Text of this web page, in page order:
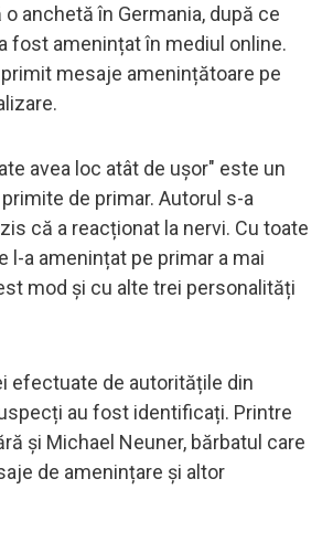
anchetă în Germania, după ce
fost amenințat în mediul online.
primit mesaje amenințătoare pe
avea loc atât de uşor" este un
de primar. Autorul s-a
că a reacționat la nervi. Cu toate
l-a amenințat pe primar a mai
mod și cu alte trei personalități
efectuate de autoritățile din
au fost identificați. Printre
și Michael Neuner, bărbatul care
de amenințare și altor